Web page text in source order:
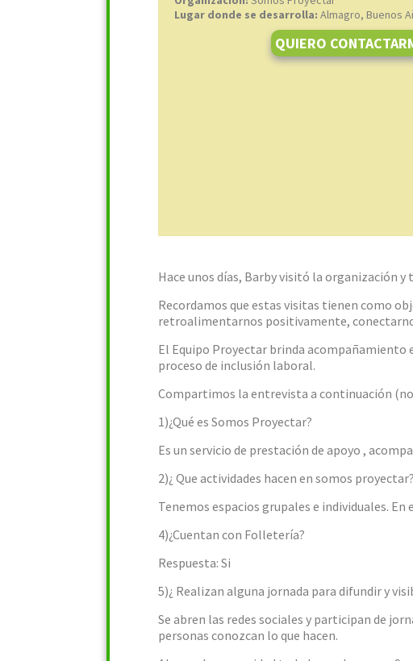
Lugar donde se desarrolla: Almagro, Buenos
QUIERO
Hace unos días, Barby visitó la organización
Recordamos que estas visitas tienen como
retroalimentarnos positivamente,
El Equipo Proyectar brinda
proceso de inclusión laboral.
Compartimos la entrevista a continuación
1)¿Qué es Somos Proyectar?
Es un servicio de prestación de apoyo ,
2)¿ Que actividades hacen en somos proyectar?
Tenemos espacios grupales e individuales.
4)¿Cuentan con Folletería?
Respuesta: Si
5)¿ Realizan alguna jornada para difundir y
Se abren las redes sociales y participan de
personas conozcan lo que hacen.